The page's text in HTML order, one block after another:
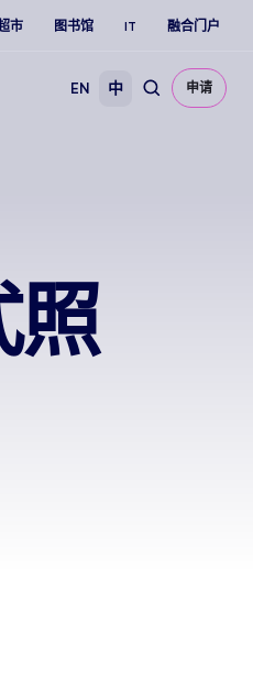
市 图书馆 IT 融合门户
EN 中 申请
照